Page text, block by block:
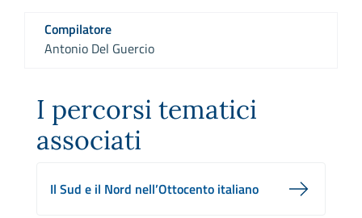
Compilatore
Antonio Del Guercio
I percorsi tematici
associati
Il Sud e il Nord nell’Ottocento italiano